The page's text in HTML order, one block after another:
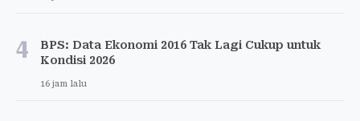
4
BPS: Data Ekonomi 2016 Tak Lagi Cukup untuk
Kondisi 2026
16 jam lalu